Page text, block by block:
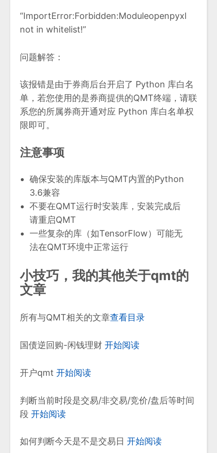
“ImportError:Forbidden:Moduleopenpyxl
not in whitelist!”
问题解答：
该报错是由于券商后台开启了 Python 库白名
单，若您使用的是券商提供的QMT终端，请联
系您的所属券商开通对应 Python 库白名单权
限即可。
注意事项
确保安装的库版本与QMT内置的Python
3.6兼容
不要在QMT运行时安装库，安装完成后
请重启QMT
一些复杂的库（如TensorFlow）可能无
法在QMT环境中正常运行
小技巧，我的其他关于qmt的
文章
所有与QMT相关的文章查看目录
国债逆回购-闲钱理财 开始阅读
开户qmt 开始阅读
判断当前时段是交易/非交易/竞价/盘后等时间
段 开始阅读
如何判断今天是不是交易日 开始阅读